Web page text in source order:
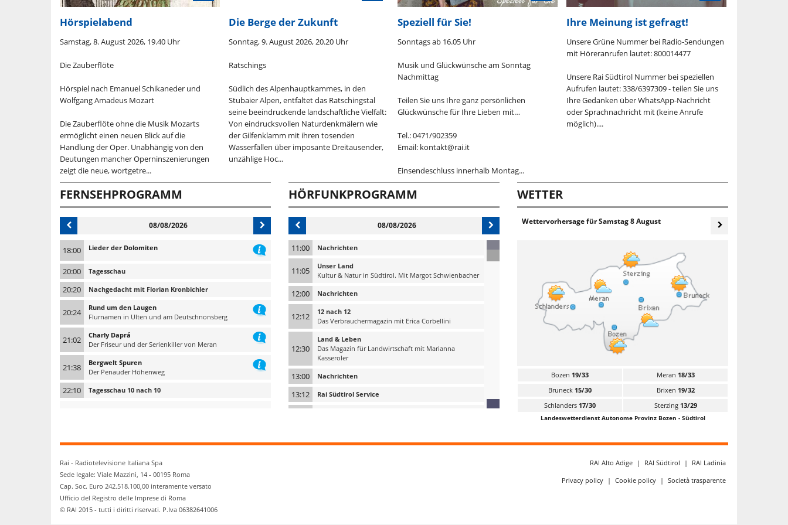
Hörspielabend
Samstag, 8. August 2026, 19.40 Uhr
Die Zauberflöte
Hörspiel nach Emanuel Schikaneder und
Wolfgang Amadeus Mozart
Die Zauberflöte ohne die Musik Mozarts
ermöglicht einen neuen Blick auf die
Handlung der Oper. Unabhängig von den
Deutungen mancher Operninszenierungen
zeigt die neue, wortgetre...
Die Berge der Zukunft
Sonntag, 9. August 2026, 20.20 Uhr
Ratschings
Südlich des Alpenhauptkammes, in den
Stubaier Alpen, entfaltet das Ratschingstal
seine beeindruckende landschaftliche Vielfalt:
Von eindrucksvollen Naturdenkmälern wie
der Gilfenklamm mit ihren tosenden
Wasserfällen über imposante Dreitausender,
unzählige Hoc...
Speziell für Sie!
Sonntags ab 16.05 Uhr
Musik und Glückwünsche am Sonntag
Nachmittag
Teilen Sie uns Ihre ganz persönlichen
Glückwünsche für Ihre Lieben mit…
Tel.: 0471/902359
Email: kontakt@rai.it
Einsendeschluss innerhalb Montag...
Ihre Meinung ist gefragt!
Unsere Grüne Nummer bei Radio-Sendungen
mit Höreranrufen lautet: 800014477
Unsere Rai Südtirol Nummer bei speziellen
Aufrufen lautet: 338/6397309 - teilen Sie uns
Ihre Gedanken über WhatsApp-Nachricht
oder Sprachnachricht mit (keine Anrufe
möglich)....
FERNSEHPROGRAMM
08/08/2026
18:00 Lieder der Dolomiten
20:00 Tagesschau
20:20 Nachgedacht mit Florian Kronbichler
20:24
Rund um den Laugen
Flurnamen in Ulten und am Deutschnonsberg
21:02
Charly Daprá
Der Friseur und der Serienkiller von Meran
21:38
Bergwelt Spuren
Der Penauder Höhenweg
22:10 Tagesschau 10 nach 10
HÖRFUNKPROGRAMM
08/08/2026
11:00 Nachrichten
11:05
Unser Land
Kultur & Natur in Südtirol. Mit Margot Schwienbacher
12:00 Nachrichten
12:12
12 nach 12
Das Verbrauchermagazin mit Erica Corbellini
12:30
Land & Leben
Das Magazin für Landwirtschaft mit Marianna
Kasseroler
13:00 Nachrichten
13:12 Rai Südtirol Service
WETTER
Wettervorhersage fürSamstag 8 August
Bozen 19/33 Meran 18/33
Bruneck 15/30 Brixen 19/32
Schlanders 17/30 Sterzing 13/29
Landeswetterdienst Autonome Provinz Bozen - Südtirol
Rai - Radiotelevisione Italiana Spa
Sede legale: Viale Mazzini, 14 - 00195 Roma
Cap. Soc. Euro 242.518.100,00 interamente versato
Ufficio del Registro delle Imprese di Roma
© RAI 2015 - tutti i diritti riservati. P.Iva 06382641006
RAI Alto Adige | RAI Südtirol |
RAI Ladinia
Privacy policy | Cookie policy | Società trasparente